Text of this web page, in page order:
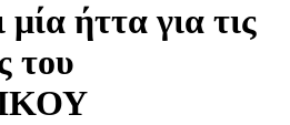
ήττα για τις
του